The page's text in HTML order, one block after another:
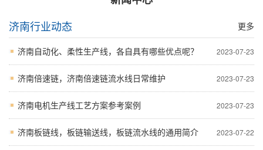
更多
济南行业动态
2023-07-23
济南自动化、柔性生产线，各自具有哪些优点呢？
2023-07-23
济南倍速链，济南倍速链流水线日常维护
2023-07-23
济南电机生产线工艺方案参考案例
2023-07-22
济南板链线，板链输送线，板链流水线的通用简介